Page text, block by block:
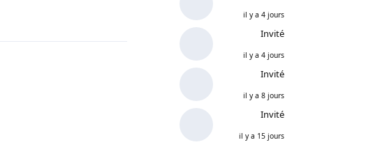
il y a 4 jours
Invité
il y a 4 jours
Invité
il y a 8 jours
Invité
il y a 15 jours